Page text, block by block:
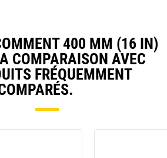
400 MM (16 IN)
COMPARAISON AVEC
FRÉQUEMMENT